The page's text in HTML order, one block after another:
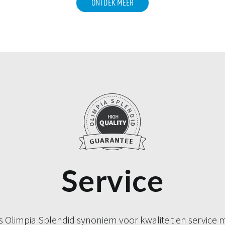
ONTDEK MEER
Service
Olimpia Splendid synoniem voor kwaliteit en service